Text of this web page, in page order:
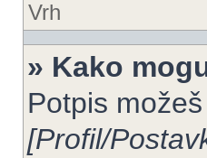
Vrh
» Kako
Potpis
[Profil/